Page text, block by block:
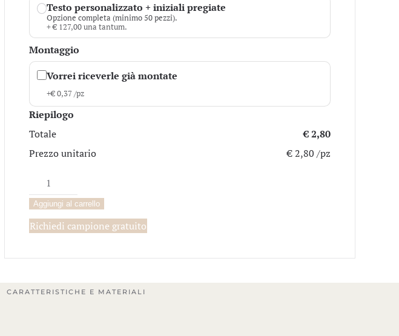
Testo personalizzato + iniziali pregiate
Opzione completa (minimo 50 pezzi).
+ € 127,00 una tantum.
Montaggio
Vorrei riceverle già montate
+€0,37 /pz
Riepilogo
Totale
€ 2,80
Prezzo unitario
€ 2,80 /pz
Clotilde
quantità
Aggiungi al carrello
Richiedi campione gratuito
CARATTERISTICHE E MATERIALI